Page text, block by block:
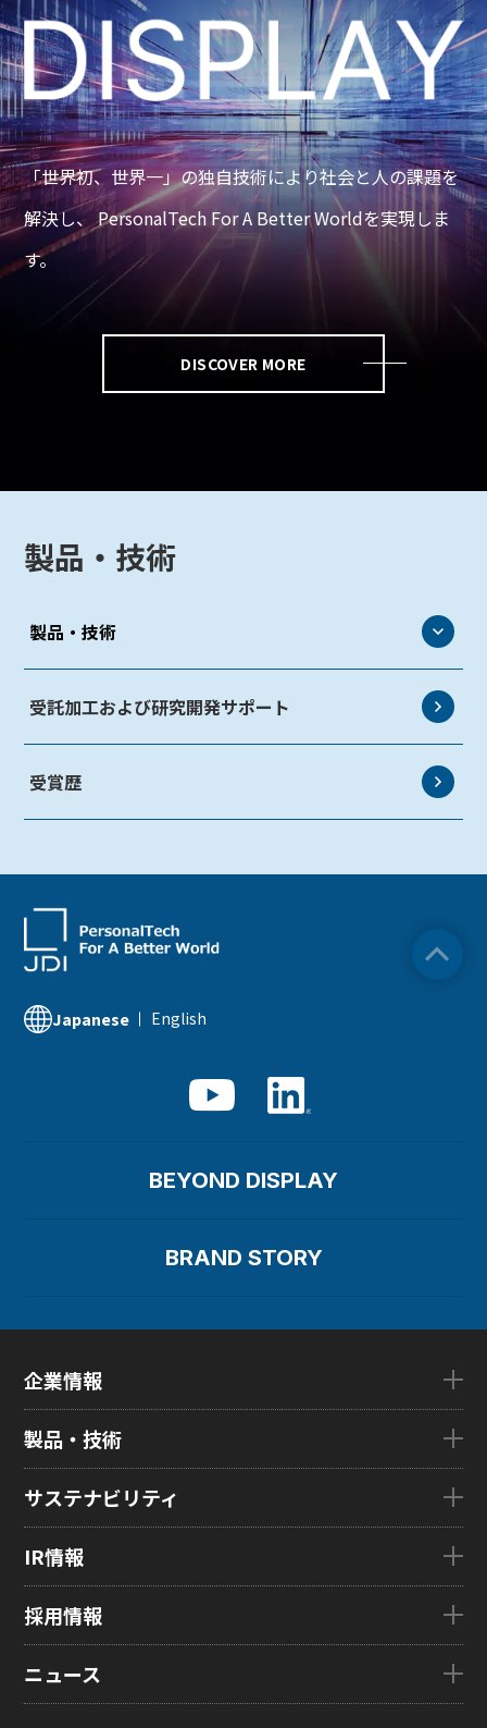
「世界初、世界一」の独自技術により社会と人の課題を
解決し、PersonalTech For A Better Worldを実現しま
す。
DISCOVER MORE
製品・技術
製品・技術
eLEAP
AutoTech
HMO
LumiFree
医療・産業・デジタルカメラ用ディスプレイ
SOLTIMO
ディスプレイとは
ディスプレイの基礎
受託加工および研究開発サポート
受賞歴
Japanese English
BEYOND DISPLAY
BRAND STORY
企業情報
ごあいさつ
企業理念
グローバル子会社
製品・技術
eLEAP
HMO
Rælclear
医療・産業・デジタルカメラ用ディスプレイ
サステナビリティ
トップメッセージ
環境
ガバナンス
IR情報
経営方針
株式・株主情報
採用情報
新卒採用情報
ニュース